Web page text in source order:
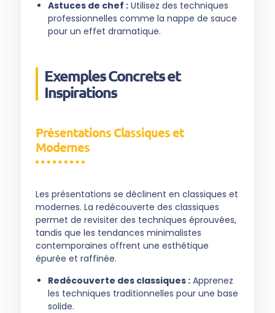
Astuces de chef : Utilisez des techniques
professionnelles comme la nappe de sauce
pour un effet dramatique.
Exemples Concrets et
Inspirations
Présentations Classiques et
Modernes
Les présentations se déclinent en classiques et
modernes. La redécouverte des classiques
permet de revisiter des techniques éprouvées,
tandis que les tendances minimalistes
contemporaines offrent une esthétique
épurée et raffinée.
Redécouverte des classiques : Apprenez
les techniques traditionnelles pour une base
solide.